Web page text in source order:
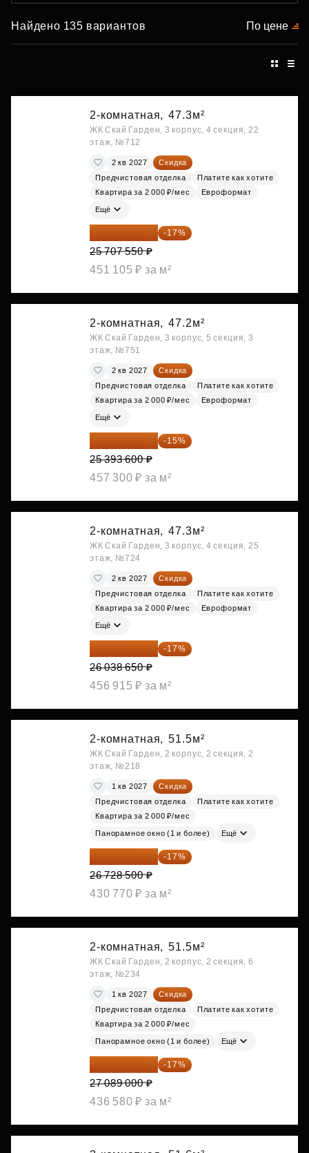
Найдено 135 вариантов По цене
2-комнатная, 47.3м²
ЖК Скай Гарден, 3 корпус, 4 секция, 22
этаж, №712
2 кв 2027
Скидка
Предчистовая отделка
Платите как хотите
Квартира за 2 000 ₽/мес
Евроформат
Ещё
21 337 267 ₽ -17%
25 707 550 ₽
451 105 ₽ за м²
2-комнатная, 47.2м²
ЖК Скай Гарден, 3 корпус, 5 секция, 3
этаж, №751
2 кв 2027
Скидка
Предчистовая отделка
Платите как хотите
Квартира за 2 000 ₽/мес
Евроформат
Ещё
21 584 560 ₽ -15%
25 393 600 ₽
457 300 ₽ за м²
2-комнатная, 47.3м²
ЖК Скай Гарден, 3 корпус, 4 секция, 25
этаж, №724
2 кв 2027
Скидка
Предчистовая отделка
Платите как хотите
Квартира за 2 000 ₽/мес
Евроформат
Ещё
21 612 080 ₽ -17%
26 038 650 ₽
456 915 ₽ за м²
2-комнатная, 51.5м²
ЖК Скай Гарден, 2 корпус, 2 секция, 2
этаж, №218
1 кв 2027
Скидка
Предчистовая отделка
Платите как хотите
Квартира за 2 000 ₽/мес
Панорамное окно (1 и более) Ещё
22 184 655 ₽ -17%
26 728 500 ₽
430 770 ₽ за м²
2-комнатная, 51.5м²
ЖК Скай Гарден, 2 корпус, 2 секция, 6
этаж, №234
1 кв 2027
Скидка
Предчистовая отделка
Платите как хотите
Квартира за 2 000 ₽/мес
Панорамное окно (1 и более) Ещё
22 483 870 ₽ -17%
27 089 000 ₽
436 580 ₽ за м²